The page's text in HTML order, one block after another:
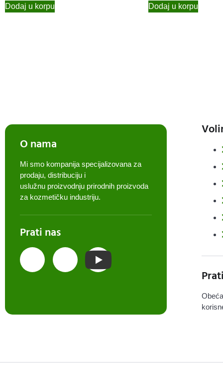
Dodaj u korpu Dodaj u korpu
O nama
Mi smo kompanija specijalizovana za
prodaju, distribuciju i
uslužnu proizvodnju prirodnih proizvoda
za kozmetičku industriju.
Prati nas